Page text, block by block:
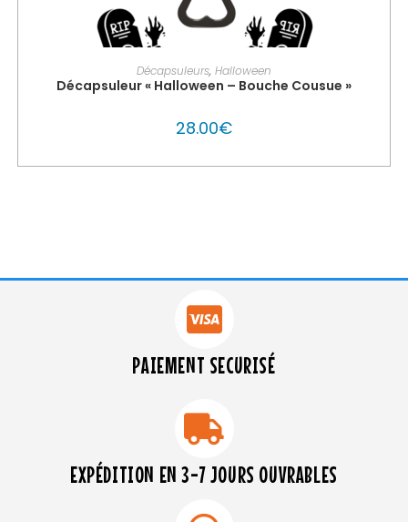
PERSONNALISER MON GLOUTON
Décapsuleurs, Halloween
Décapsuleur « Halloween – Bouche Cousue »
28.00€
PAIEMENT SECURISÉ
EXPÉDITION EN 3-7 JOURS OUVRABLES